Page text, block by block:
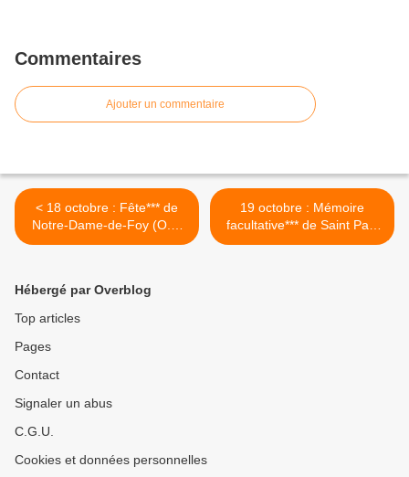
Commentaires
Ajouter un commentaire
< 18 octobre : Fête*** de
Notre-Dame-de-Foy (O.L.
Vrouw van Foy)
19 octobre : Mémoire
facultative*** de Saint Paul
de la Croix, fondateur des
Hébergé par Overblog
Top articles
Pages
Contact
Signaler un abus
C.G.U.
Cookies et données personnelles